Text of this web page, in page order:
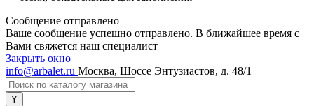
Сообщение отправлено
Ваше сообщение успешно отправлено. В ближайшее время с
Вами свяжется наш специалист
Закрыть окно
info@arbalet.ru Москва, Шоссе Энтузиастов, д. 48/1